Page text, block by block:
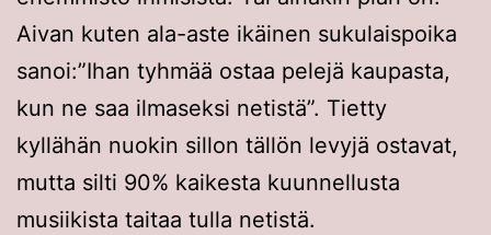
Aivan kuten ala-aste ikäinen sukulaispoika
sanoi:”Ihan tyhmää ostaa pelejä kaupasta,
kun ne saa ilmaseksi netistä”. Tietty
kyllähän nuokin sillon tällön levyjä ostavat,
mutta silti 90% kaikesta kuunnellusta
musiikista taitaa tulla netistä.